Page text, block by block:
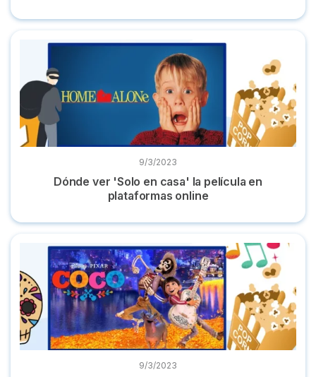
Dónde ver 'Solo en casa' la película en plataformas online
9/3/2023
Dónde ver 'Solo en casa' la película en
plataformas online
Dónde ver 'Coco' la película de Disney en castellano online
9/3/2023